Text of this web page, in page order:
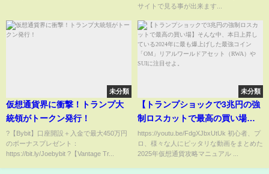
サイトで見る事が出来ます...
未分類
仮想通貨界に衝撃！トランプ大
統領がトークン発行！
?【Bybit】口座開設＋入金で最大450万円
のボーナスプレゼント：
https://bit.ly/Joebybit ?【Vantage Tr...
未分類
【トランプショックで3兆円の強
制ロスカットで最高の買い場】
そんな中、本日上昇している
2024年に最も爆上げした最強コ
イン「OM」リアルワールドアセ
https://youtu.be/FdgXJbxUtUk 初心者、プ
ロ、様々な人にピッタリな動画をまとめた
2025年仮想通貨攻略マニュアル ...